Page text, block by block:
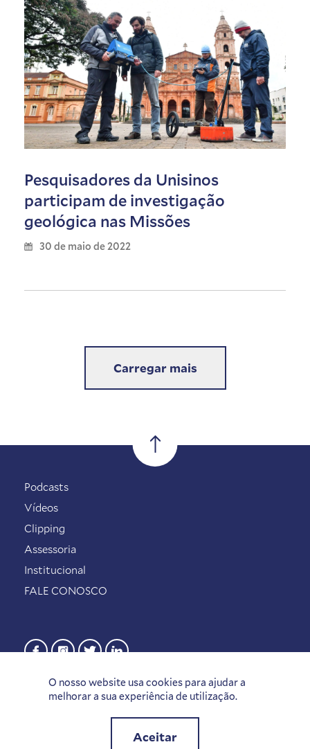
Pesquisadores da Unisinos
participam de investigação
geológica nas Missões
30 de maio de 2022
Carregar mais
O nosso website usa cookies para ajudar a
melhorar a sua experiência de utilização.
Aceitar
Podcasts
Vídeos
Clipping
Assessoria
Institucional
FALE CONOSCO